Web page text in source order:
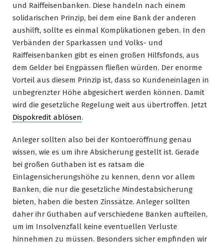
und Raiffeisenbanken. Diese handeln nach einem
solidarischen Prinzip, bei dem eine Bank der anderen
aushilft, sollte es einmal Komplikationen geben. In den
Verbänden der Sparkassen und Volks- und
Raiffeisenbanken gibt es einen großen Hilfsfonds, aus
dem Gelder bei Engpässen fließen würden. Der enorme
Vorteil aus diesem Prinzip ist, dass so Kundeneinlagen in
unbegrenzter Höhe abgesichert werden können. Damit
wird die gesetzliche Regelung weit aus übertroffen. Jetzt
Dispokredit ablösen.
Anleger sollten also bei der Kontoeröffnung genau
wissen, wie es um ihre Absicherung gestellt ist. Gerade
bei großen Guthaben ist es ratsam die
Einlagensicherungshöhe zu kennen, denn vor allem
Banken, die nur die gesetzliche Mindestabsicherung
bieten, haben die besten Zinssätze. Anleger sollten
daher ihr Guthaben auf verschiedene Banken aufteilen,
um im Insolvenzfall keine eventuellen Verluste
hinnehmen zu müssen. Besonders sicher empfinden wir